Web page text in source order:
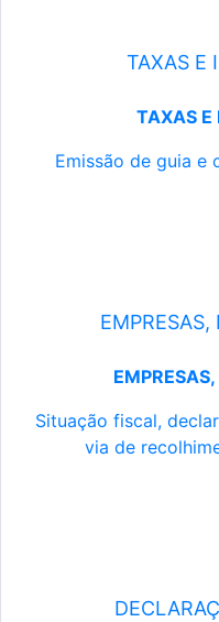
TAXAS E
TAXAS E
Emissão de guia e
Situação fiscal,
via de